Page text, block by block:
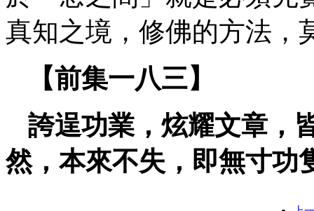
真知之境，修佛的方法，
【前集一八三】
誇逞功業，炫耀文章，
然，本來不失，即無寸功